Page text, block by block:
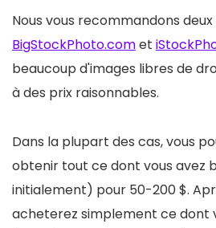
Nous vous recommandons deux
BigStockPhoto.comet
beaucoup d'images libres de
à des prix raisonnables.
Dans la plupart des cas, vous
obtenir tout ce dont vous avez
initialement) pour 50-200 $.
acheterez simplement ce dont